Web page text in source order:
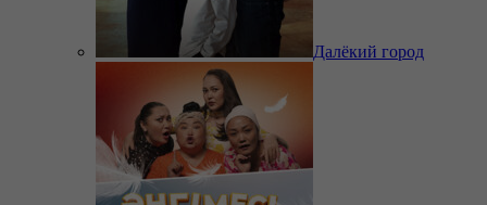
Далёкий город